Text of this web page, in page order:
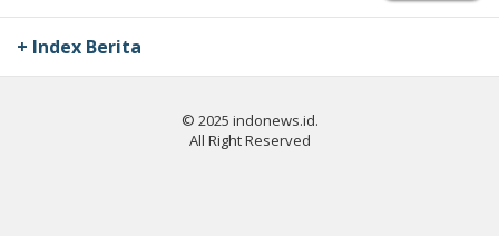
+ Index Berita
© 2025 indonews.id.
All Right Reserved